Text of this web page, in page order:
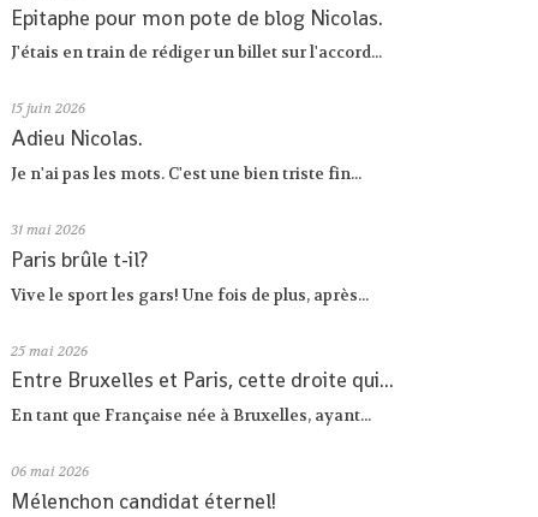
Epitaphe pour mon pote de blog Nicolas.
J'étais en train de rédiger un billet sur l'accord...
15 juin 2026
Adieu Nicolas.
Je n'ai pas les mots. C'est une bien triste fin...
31 mai 2026
Paris brûle t-il?
Vive le sport les gars! Une fois de plus, après...
25 mai 2026
Entre Bruxelles et Paris, cette droite qui...
En tant que Française née à Bruxelles, ayant...
06 mai 2026
Mélenchon candidat éternel!